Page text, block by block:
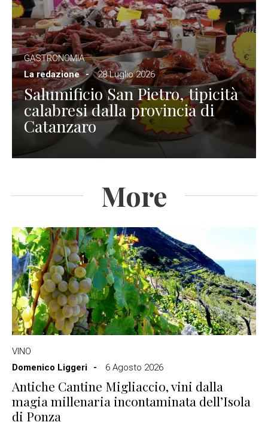
GASTRONOMIA
La redazione
28 Luglio 2026
Salumificio San Pietro, tipicità
calabresi dalla provincia di
Catanzaro
More
VINO
Domenico Liggeri
6 Agosto 2026
Antiche Cantine Migliaccio, vini dalla
magia millenaria incontaminata dell’Isola
di Ponza